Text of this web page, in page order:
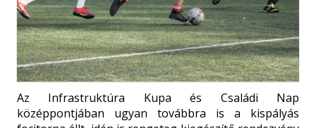
Az Infrastruktúra Kupa és Családi Nap
középpontjában ugyan továbbra is a kispályás